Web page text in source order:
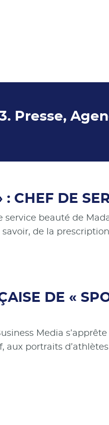
Presse,
CHEF DE
beauté de
de la
DE «
Media
aux portraits